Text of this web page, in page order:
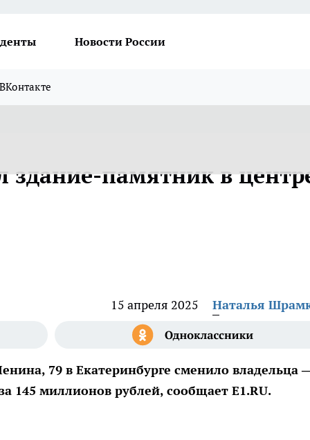
Новости России
памятник в
15 апреля 2025 Наталья
79 в Екатеринбурге сменило владельца
145 миллионов рублей, сообщает E1.RU.